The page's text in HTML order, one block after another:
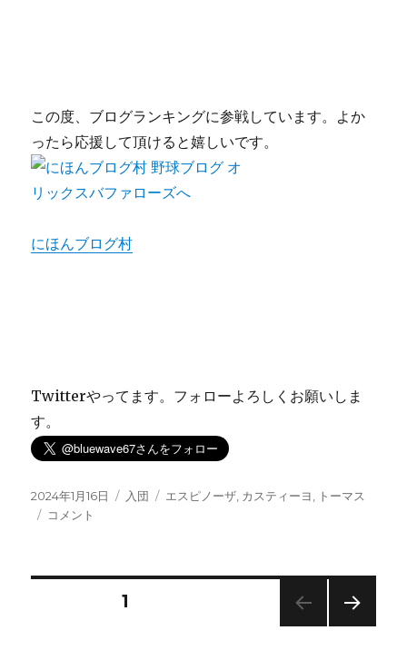
この度、ブログランキングに参戦しています。よか
ったら応援して頂けると嬉しいです。
にほんブログ村
Twitterやってます。フォローよろしくお願いしま
す。
投
稿
2024年1月16日
カ
入団
タ
エスピノーザ カスティーヨ
トーマス
ト
コメント
固定ページ1